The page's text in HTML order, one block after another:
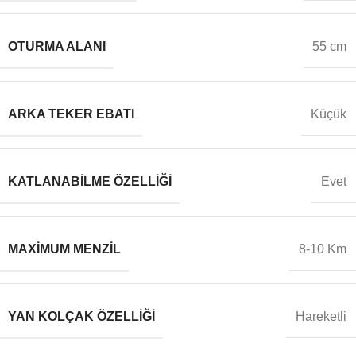
OTURMA ALANI 55 cm
ARKA TEKER EBATI Küçük
KATLANABILME ÖZELLIĞI Evet
MAXIMUM MENZIL 8-10 Km
YAN KOLÇAK ÖZELLIĞI Hareketli